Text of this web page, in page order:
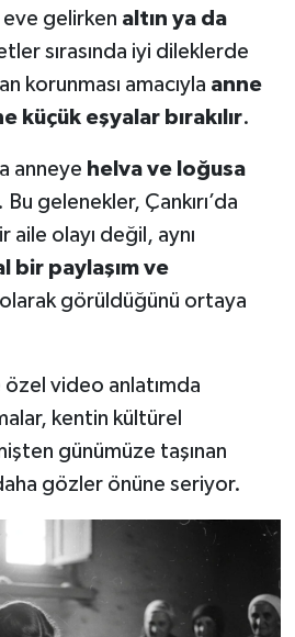
gelirken altın ya da
sırasında iyi dileklerde
korunması amacıyla anne
küçük eşyalar bırakılır.
anneye helva ve loğusa
gelenekler, Çankırı’da
olayı değil, aynı
bir paylaşım ve
görüldüğünü ortaya
özel video anlatımda
kentin kültürel
günümüze taşınan
gözler önüne seriyor.